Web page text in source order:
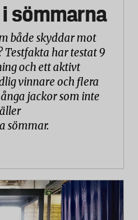
sömmarna
både skyddar mot
Testfakta har testat 9
och ett aktivt
vinnare och flera
jackor som inte
sömmar.